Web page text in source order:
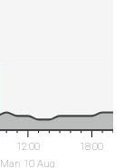
12:00
Man 10 Aug
18:00